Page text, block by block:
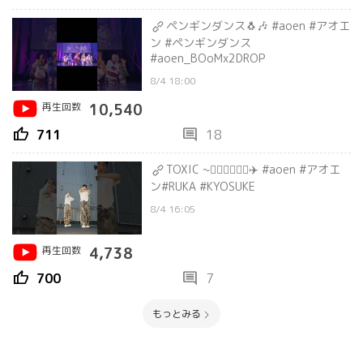
ペンギンダンス🐧🎶 #aoen #アオエ
ン #ペンギンダンス
#aoen_BOoMx2DROP
8/4 18:00
再生回数
10,540
thumb_up 711 comment 18
TOXIC ~💁🏻‍♂️💁🏻‍♂️✈️ #aoen #アオエ
ン#RUKA #KYOSUKE
8/4 16:05
再生回数 4,738
thumb_up 700 comment 7
もっとみる